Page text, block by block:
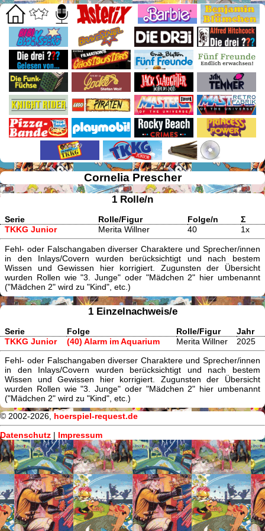
Cornelia Prescher
1 Rolle/n
Serie Rolle/Figur Folge/n
Σ
TKKG Junior
Merita Willner 40 1x
Fehl- oder Falschangaben diverser Charaktere und Sprecher/innen
in den Inlays/Covern wurden berücksichtigt und nach bestem
Wissen und Gewissen hier korrigiert. Zugunsten der Übersicht
wurden Rollen wie "3. Junge" oder "Mädchen 2" hier umbenannt
("Mädchen 2" wird zu "Kind", etc.)
1 Einzelnachweis/e
Serie Folge Rolle/Figur
Jahr
TKKG Junior
(40) Alarm im Aquarium Merita Willner 2025
Fehl- oder Falschangaben diverser Charaktere und Sprecher/innen
in den Inlays/Covern wurden berücksichtigt und nach bestem
Wissen und Gewissen hier korrigiert. Zugunsten der Übersicht
wurden Rollen wie "3. Junge" oder "Mädchen 2" hier umbenannt
("Mädchen 2" wird zu "Kind", etc.)
© 2002-2026, hoerspiel-request.de
Datenschutz | Impressum